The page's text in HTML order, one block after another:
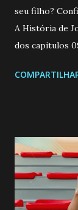
seu filho?
A História de
dos capitulos
a
confessa a
pessoa que
entra no
encontro